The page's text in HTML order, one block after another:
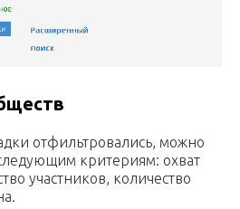
отфильтровались, можно
критериям: охват
участников, количество